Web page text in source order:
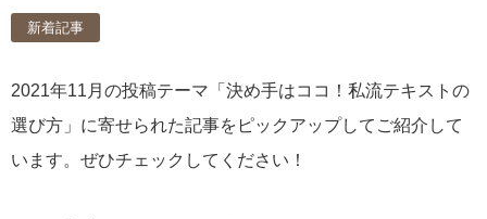
新着記事
2021年11月の投稿テーマ「決め手はココ！私流テキストの
選び方」に寄せられた記事をピックアップしてご紹介して
います。ぜひチェックしてください！